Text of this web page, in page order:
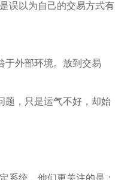
误以为自己的交易方式有
于外部环境。放到交易
题，只是运气不好，却始
系统。他们更关注的是：